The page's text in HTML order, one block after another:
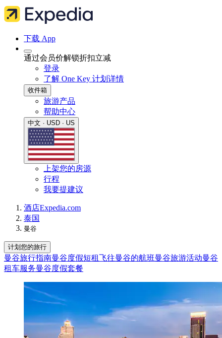
下载 App
通过会员价解锁折扣立减
登录
了解 One Key 计划详情
收件箱
旅游产品
帮助中心
中文 · USD · US
上架您的房源
行程
我要提建议
酒店Expedia.com
泰国
曼谷
计划您的旅行
曼谷旅行指南曼谷度假短租飞往曼谷的航班曼谷旅游活动曼谷
租车服务曼谷度假套餐